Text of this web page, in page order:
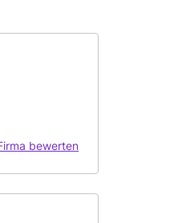
bewerten